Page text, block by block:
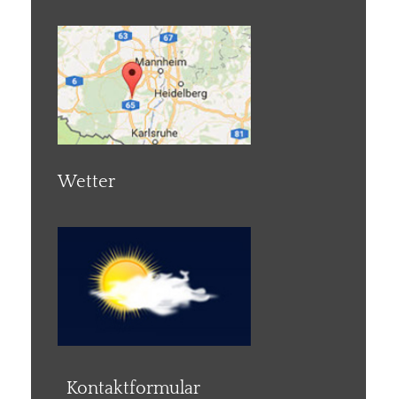
Wetter
Kontaktformular